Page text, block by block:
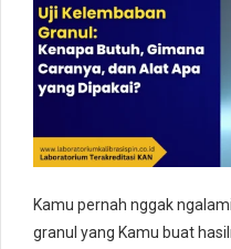
Kamu pernah nggak
granul yang Kamu buat